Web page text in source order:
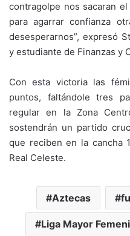
contragolpe nos sacaran
para agarrar confianza
desesperarnos”, expresó
y estudiante de Finanzas y
Con esta victoria las
puntos, faltándole tres
regular en la Zona
sostendrán un partido
que reciben en la cancha
Real Celeste.
Aztecas
Liga Mayor